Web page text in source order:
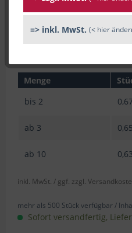
Menge
bis 2
ab 3
ab 10
inkl. MwSt. / ggf. zzgl.
mehr als 500 Stück verfügbar /
Sofort versandfertig,
=> inkl. MwSt. (< hier